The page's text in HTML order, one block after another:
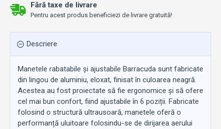
Fără taxe de livrare
Pentru acest produs beneficiezi de livrare gratuită!
Descriere
Manetele rabatabile și ajustabile Barracuda sunt fabricate
din lingou de aluminiu, eloxat, finisat în culoarea neagră.
Acestea au fost proiectate să fie ergonomice și să ofere
cel mai bun confort, fiind ajustabile în 6 poziții. Fabricate
folosind o structură ultrausoară, manetele oferă o
performanță uluitoare folosindu-se de dirijarea aerului